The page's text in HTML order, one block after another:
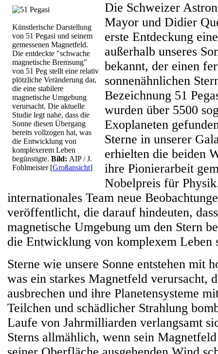
Künstlerische Darstellung
von 51 Pegasi und seinem
gemessenen Magnetfeld.
Die entdeckte "schwache
magnetische Bremsung"
von 51 Peg stellt eine relativ
plötzliche Veränderung dar,
die eine stabilere
magnetische Umgebung
verursacht. Die aktuelle
Studie legt nahe, dass die
Sonne diesen Übergang
bereits vollzogen hat, was
die Entwicklung von
komplexerem Leben
begünstigte. Bild: AIP / J.
Fohlmeister [Großansicht]
Die Schweizer
Mayor und Didier
erste Entdeckung
außerhalb unseres
bekannt, der einen
sonnenähnlichen
Bezeichnung 51
wurden über 5500
Exoplaneten
Sterne in unserer
erhielten die beiden
ihre Pionierarbeit
Nobelpreis für
internationales Team neue
veröffentlicht, die darauf hindeuten,
magnetische Umgebung um den Stern
die Entwicklung von komplexem Leben
Sterne wie unsere Sonne entstehen mit
was ein starkes Magnetfeld verursacht,
ausbrechen und ihre Planetensysteme
Teilchen und schädlicher Strahlung
Laufe von Jahrmilliarden verlangsamt
Sterns allmählich, wenn sein